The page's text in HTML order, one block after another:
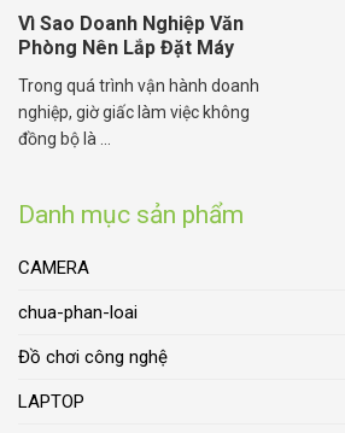
Danh mục sản phẩm
CAMERA
chua-phan-loai
Đồ chơi công nghệ
LAPTOP
Vì Sao Doanh Nghiệp Văn
Phòng Nên Lắp Đặt Máy
Trong quá trình vận hành doanh
nghiệp, giờ giấc làm việc không
đồng bộ là ...